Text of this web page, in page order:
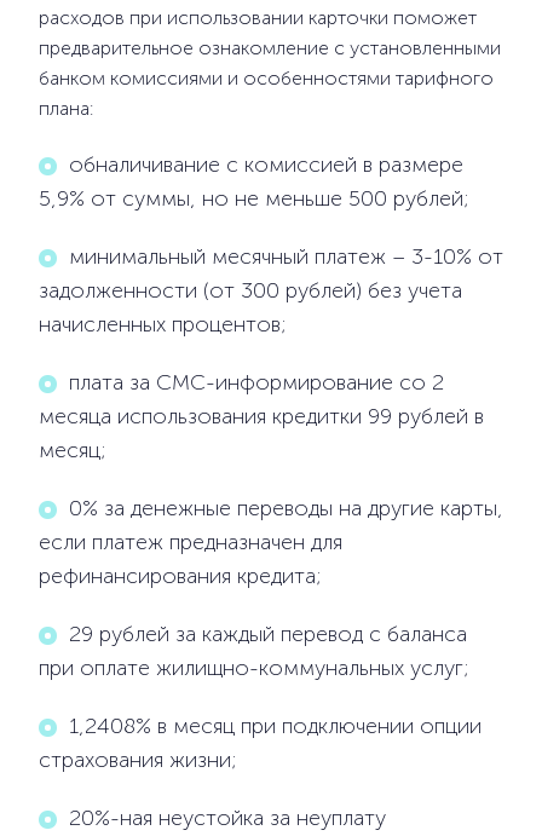
расходов при использовании карточки поможет
предварительное ознакомление с установленными
банком комиссиями и особенностями тарифного
плана:
обналичивание с комиссией в размере
5,9% от суммы, но не меньше 500 рублей;
минимальный месячный платеж – 3-10% от
задолженности (от 300 рублей) без учета
начисленных процентов;
плата за СМС-информирование со 2
месяца использования кредитки 99 рублей в
месяц;
0% за денежные переводы на другие карты,
если платеж предназначен для
рефинансирования кредита;
29 рублей за каждый перевод с баланса
при оплате жилищно-коммунальных услуг;
1,2408% в месяц при подключении опции
страхования жизни;
20%-ная неустойка за неуплату